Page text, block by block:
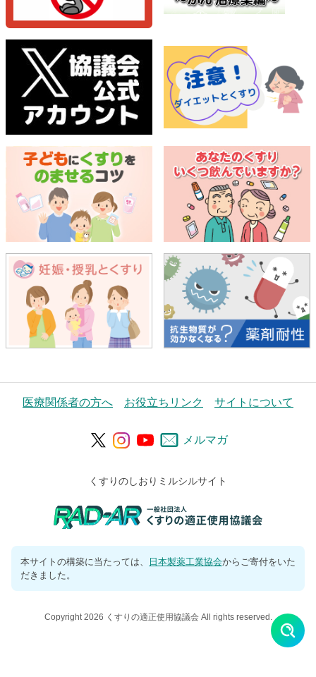
医療関係者の方へ お役立ちリンク サイトについて
メルマガ
くすりのしおりミルシルサイト
本サイトの構築に当たっては、 日本製薬工業協会からご寄付をいた
だきました。
Copyright 2026 くすりの適正使用協議会 All rights reserved.